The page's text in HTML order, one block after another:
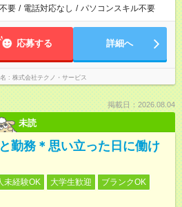
要 / 電話対応なし / パソコンスキル不要
応募する 詳細へ
株式会社テクノ・サービス
掲載日：2026.08.04
未読
勤務＊思い立った日に働け
未経験OK 大学生歓迎
ブランクOK